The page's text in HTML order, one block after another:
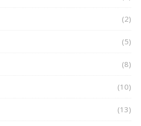
(2)
(5)
(8)
(10)
(13)